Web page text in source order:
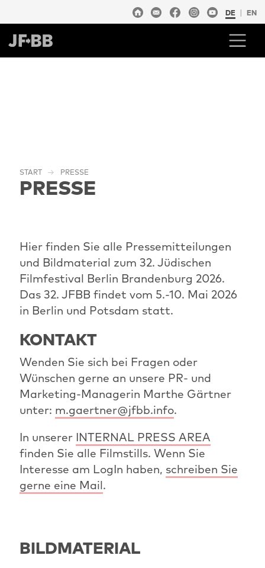
DE EN
START PRESSE
PRESSE
Hier finden Sie alle Pressemitteilungen
und Bildmaterial zum 32. Jüdischen
Filmfestival Berlin Brandenburg 2026.
Das 32. JFBB findet vom 5.-10. Mai 2026
in Berlin und Potsdam statt.
KONTAKT
Wenden Sie sich bei Fragen oder
Wünschen gerne an unsere PR- und
Marketing-Managerin Marthe Gärtner
unter: m.gaertner@jfbb.info.
In unserer INTERNAL PRESS AREA
finden Sie alle Filmstills. Wenn Sie
Interesse am LogIn haben, schreiben Sie
gerne eine Mail.
BILDMATERIAL